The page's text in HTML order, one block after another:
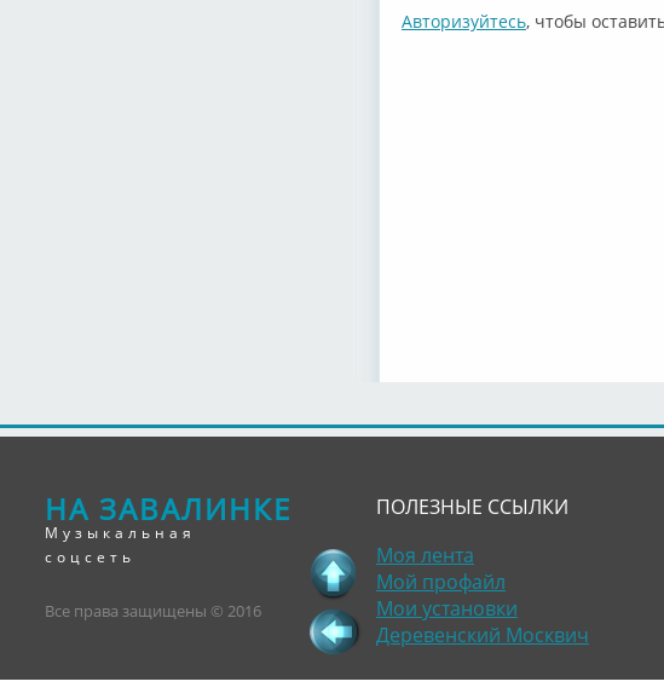
Авторизуйтесь, чтобы
НА ЗАВАЛИНКЕ
Музыкальная
соцсеть
Все права защищены © 2016
ПОЛЕЗНЫЕ ССЫЛКИ
Моя лента
Мой профайл
Мои установки
Деревенский Москвич